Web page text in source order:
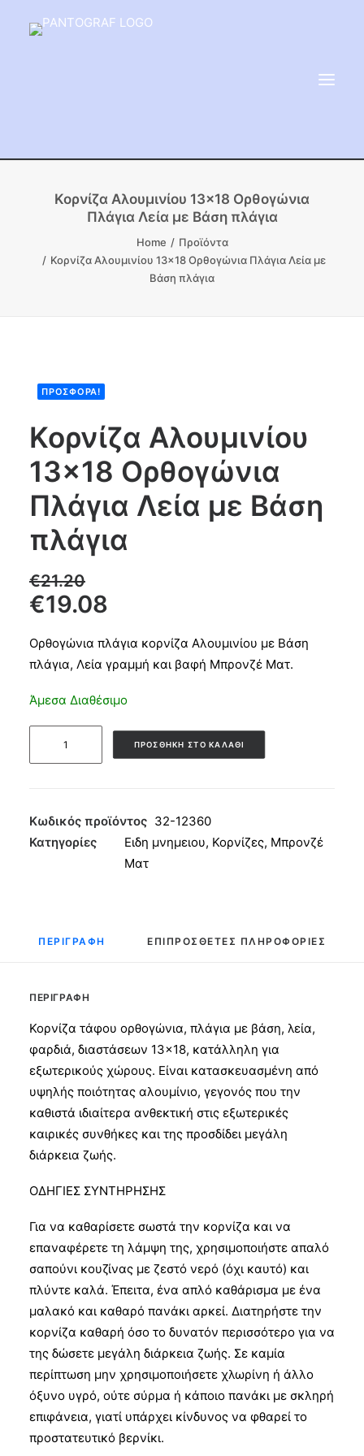
ΕΙΔΗ ΜΝΗΜΕΙΟΥ
ΑΔΑΜΑΝΤΟΦΟΡΟΙ ΔΙΣΚΟΙ
ΠΡΟΪΟΝΤΑ ΜΑΡΜΆΡΟΥ
ΚΑΛΛΙΤΕΧΝΙΚΕΣ ΑΚΙΔΕΣ
search
CART
Κορνίζα Αλουμινίου 13×18 Ορθογώνια
Πλάγια Λεία με Βάση πλάγια
Home
Προϊόντα
Κορνίζα Αλουμινίου 13×18 Ορθογώνια Πλάγια Λεία με
Βάση πλάγια
ΠΡΟΣΦΟΡΆ!
Κορνίζα Αλουμινίου
13×18 Ορθογώνια
Πλάγια Λεία με Βάση
πλάγια
€21.20
€19.08
Ορθογώνια πλάγια κορνίζα Αλουμινίου με Βάση
πλάγια, Λεία γραμμή και βαφή Μπρονζέ Ματ.
Άμεσα Διαθέσιμο
Πλάγια
Λεία
ΠΡΟΣΘΉΚΗ ΣΤΟ ΚΑΛΆΘΙ
Κωδικός προϊόντος 32-12360
Κατηγορίες
Ειδη μνημειου, Κορνίζες, Μπρονζέ
Ματ
ΠΕΡΙΓΡΑΦΉ ΕΠΙΠΡΌΣΘΕΤΕΣ ΠΛΗΡΟΦΟΡΊΕΣ
ΠΕΡΙΓΡΑΦΉ
Κορνίζα τάφου ορθογώνια, πλάγια με βάση, λεία,
φαρδιά, διαστάσεων 13×18, κατάλληλη για
εξωτερικούς χώρους. Είναι κατασκευασμένη από
υψηλής ποιότητας αλουμίνιο, γεγονός που την
καθιστά ιδιαίτερα ανθεκτική στις εξωτερικές
καιρικές συνθήκες και της προσδίδει μεγάλη
διάρκεια ζωής.
ΟΔΗΓΙΕΣ ΣΥΝΤΗΡΗΣΗΣ
Για να καθαρίσετε σωστά την κορνίζα και να
επαναφέρετε τη λάμψη της, χρησιμοποιήστε απαλό
σαπούνι κουζίνας με ζεστό νερό (όχι καυτό) και
πλύντε καλά. Έπειτα, ένα απλό καθάρισμα με ένα
μαλακό και καθαρό πανάκι αρκεί. Διατηρήστε την
κορνίζα καθαρή όσο το δυνατόν περισσότερο για να
της δώσετε μεγάλη διάρκεια ζωής. Σε καμία
περίπτωση μην χρησιμοποιήσετε χλωρίνη ή άλλο
όξυνο υγρό, ούτε σύρμα ή κάποιο πανάκι με σκληρή
επιφάνεια, γιατί υπάρχει κίνδυνος να φθαρεί το
προστατευτικό βερνίκι.